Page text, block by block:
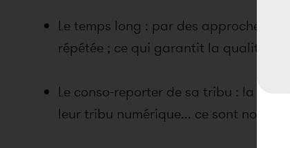
Le temps long : par des approches
répétée ; ce qui garantit la qualité
Le conso-reporter de sa tribu : la
leur tribu numérique... ce sont nos